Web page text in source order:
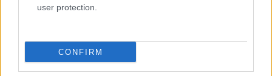
user protection.
CONFIRM